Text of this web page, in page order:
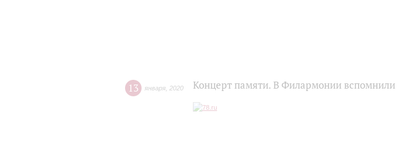
13 января 2020 Концерт памяти. В Филармонии